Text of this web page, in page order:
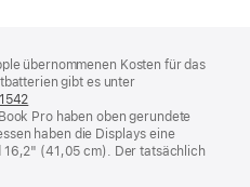
übernommenen Kosten für das
gibt es unter
ein
neues
Fenster)
Pro haben oben gerundete
haben die Displays eine
(41,05 cm). Der tatsächlich